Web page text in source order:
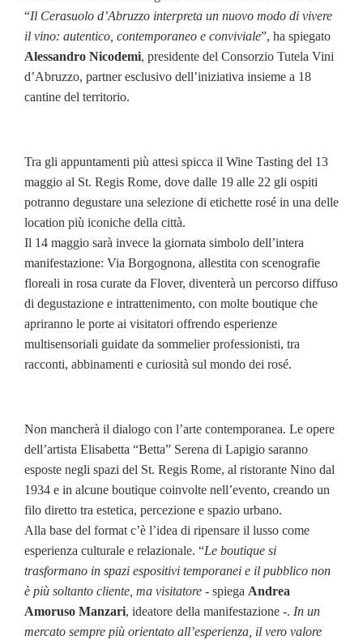
“Il Cerasuolo d’Abruzzo interpreta un nuovo modo di vivere
il vino: autentico, contemporaneo e conviviale”, ha spiegato
Alessandro Nicodemi, presidente del Consorzio Tutela Vini
d’Abruzzo, partner esclusivo dell’iniziativa insieme a 18
cantine del territorio.
Tra gli appuntamenti più attesi spicca il Wine Tasting del 13
maggio al St. Regis Rome, dove dalle 19 alle 22 gli ospiti
potranno degustare una selezione di etichette rosé in una delle
location più iconiche della città.
Il 14 maggio sarà invece la giornata simbolo dell’intera
manifestazione: Via Borgognona, allestita con scenografie
floreali in rosa curate da Flover, diventerà un percorso diffuso
di degustazione e intrattenimento, con molte boutique che
apriranno le porte ai visitatori offrendo esperienze
multisensoriali guidate da sommelier professionisti, tra
racconti, abbinamenti e curiosità sul mondo dei rosé.
Non mancherà il dialogo con l’arte contemporanea. Le opere
dell’artista Elisabetta “Betta” Serena di Lapigio saranno
esposte negli spazi del St. Regis Rome, al ristorante Nino dal
1934 e in alcune boutique coinvolte nell’evento, creando un
filo diretto tra estetica, percezione e spazio urbano.
Alla base del format c’è l’idea di ripensare il lusso come
esperienza culturale e relazionale. “Le boutique si
trasformano in spazi espositivi temporanei e il pubblico non
è più soltanto cliente, ma visitatore - spiega Andrea
Amoruso Manzari, ideatore della manifestazione -. In un
mercato sempre più orientato all’esperienza, il vero valore